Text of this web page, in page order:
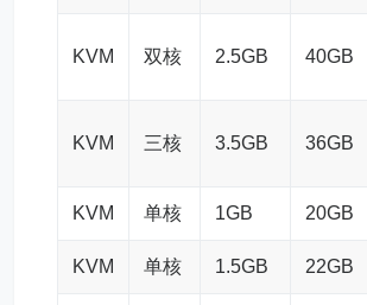
KVM 双核 2.5GB 40GB
KVM 三核 3.5GB 36GB
KVM 单核 1GB 20GB
KVM 单核 1.5GB 22GB